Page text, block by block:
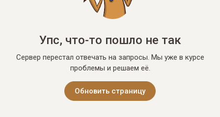
Упс, что-то пошло не так
Сервер перестал отвечать на запросы. Мы уже в курсе
проблемы и решаем её.
Обновить страницу